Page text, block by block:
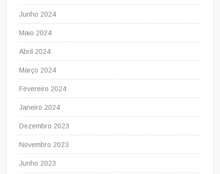
Junho 2024
Maio 2024
Abril 2024
Março 2024
Fevereiro 2024
Janeiro 2024
Dezembro 2023
Novembro 2023
Junho 2023